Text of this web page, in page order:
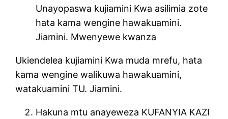
Unayopaswa kujiamini Kwa asilimia zote
hata kama wengine hawakuamini.
Jiamini. Mwenyewe kwanza
Ukiendelea kujiamini Kwa muda mrefu, hata
kama wengine walikuwa hawakuamini,
watakuamini TU. Jiamini.
Hakuna mtu anayeweza KUFANYIA KAZI